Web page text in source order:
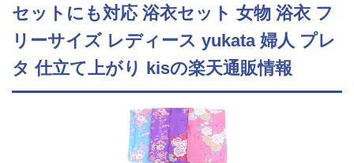
セットにも対応 浴衣セット 女物 浴衣 フ
リーサイズ レディース yukata 婦人 プレ
タ 仕立て上がり kisの楽天通販情報